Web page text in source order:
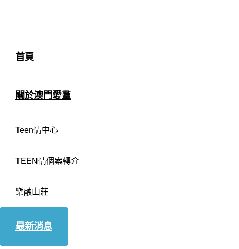
首頁
關於澳門愛羣
Teen情中心
TEEN情個案轉介
樂融山莊
最新消息